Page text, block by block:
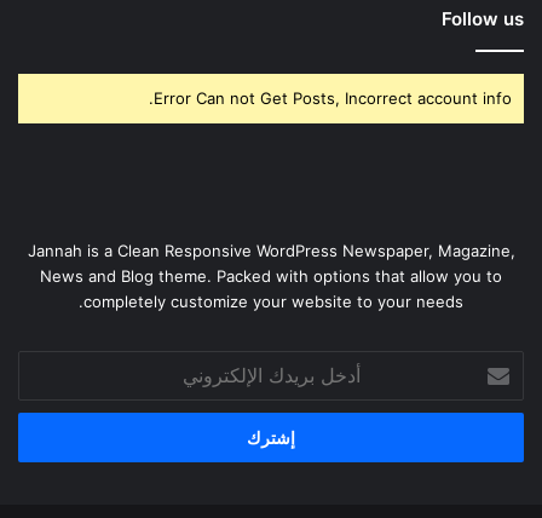
Follow us
Error Can not Get Posts, Incorrect account info.
Jannah is a Clean Responsive WordPress Newspaper, Magazine,
News and Blog theme. Packed with options that allow you to
completely customize your website to your needs.
بريدك
الإلكتروني